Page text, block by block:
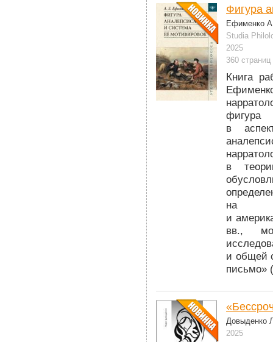
Фигура
Ефименко
Studia
2025
360 страниц
Книга
в
в
на
и
вв.,
и общей
письмо»
Довыденко
2025